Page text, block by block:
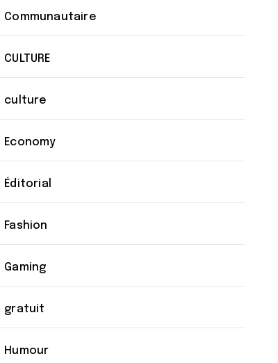
Communautaire
CULTURE
culture
Economy
Éditorial
Fashion
Gaming
gratuit
Humour